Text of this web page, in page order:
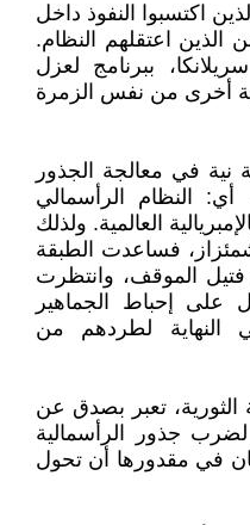
اكتسبوا النفوذ داخل
الذين اعتقلهم النظام.
ببرنامج لعزل
أخرى من نفس الزمرة
نية في معالجة الجذور
أي: النظام الرأسمالي
العالمية. ولذلك
فساعدت الطبقة
فتيل الموقف، وانتظرت
على إحباط الجماهير
النهاية لطردهم من
الثورية، تعبر بصدق عن
لضرب جذور الرأسمالية
كان في مقدورها أن تحول